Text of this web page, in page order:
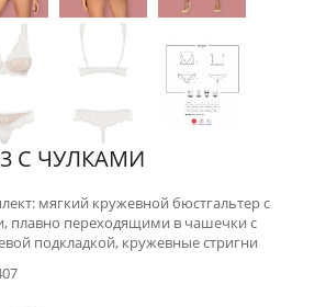
С ЧУЛКАМИ
мягкий кружевной бюстгальтер с
плавно переходящими в чашечки с
подкладкой, кружевные стригни